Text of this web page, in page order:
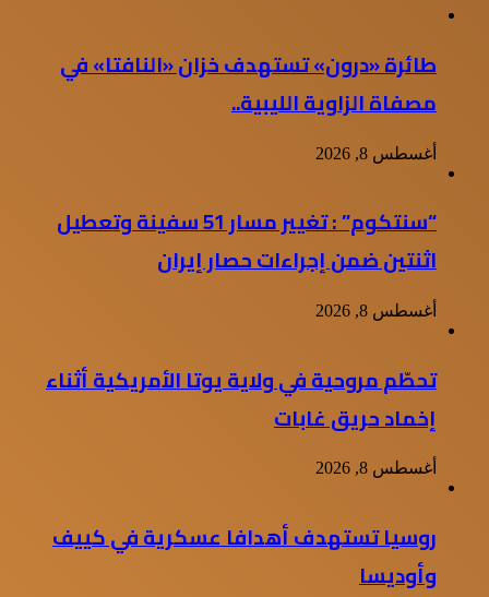
طائرة «درون» تستهدف خزان «النافتا» في
مصفاة الزاوية الليبية..
أغسطس 8, 2026
“سنتكوم” : تغيير مسار 51 سفينة وتعطيل
اثنتين ضمن إجراءات حصار إيران
أغسطس 8, 2026
تحطّم مروحية في ولاية يوتا الأمريكية أثناء
إخماد حريق غابات
أغسطس 8, 2026
روسيا تستهدف أهدافا عسكرية في كييف
وأوديسا